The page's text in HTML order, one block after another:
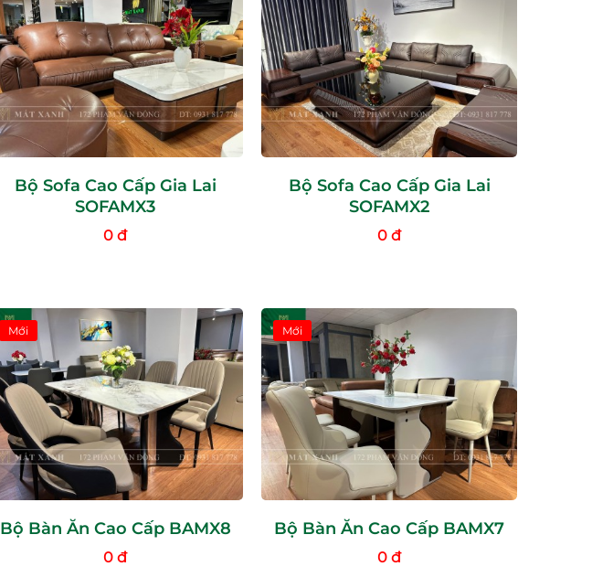
Bộ Sofa Cao Cấp Gia Lai
SOFAMX3
0 đ
Bộ Sofa Cao Cấp Gia Lai
SOFAMX2
0 đ
Mới
Bộ Bàn Ăn Cao Cấp BAMX8
0 đ
Mới
Bộ Bàn Ăn Cao Cấp BAMX7
0 đ